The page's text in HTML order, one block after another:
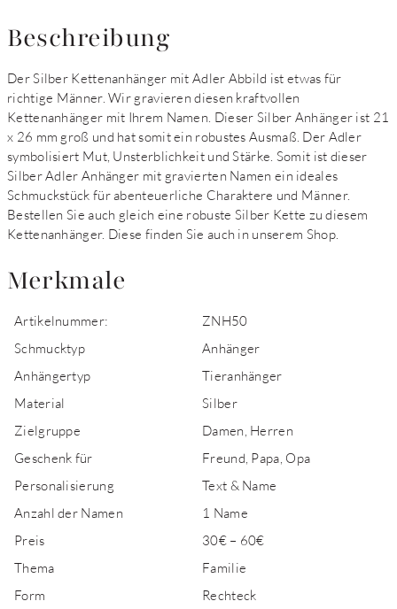
Beschreibung
Der Silber Kettenanhänger mit Adler Abbild ist etwas für
richtige Männer. Wir gravieren diesen kraftvollen
Kettenanhänger mit Ihrem Namen. Dieser Silber Anhänger ist 21
x 26 mm groß und hat somit ein robustes Ausmaß. Der Adler
symbolisiert Mut, Unsterblichkeit und Stärke. Somit ist dieser
Silber Adler Anhänger mit gravierten Namen ein ideales
Schmuckstück für abenteuerliche Charaktere und Männer.
Bestellen Sie auch gleich eine robuste Silber Kette zu diesem
Kettenanhänger. Diese finden Sie auch in unserem Shop.
Merkmale
Artikelnummer:
ZNH50
Schmucktyp
Anhänger
Anhängertyp
Tieranhänger
Material
Silber
Zielgruppe
Damen, Herren
Geschenk für
Freund, Papa, Opa
Personalisierung
Text & Name
Anzahl der Namen
1 Name
Preis
30€ – 60€
Thema
Familie
Form
Rechteck